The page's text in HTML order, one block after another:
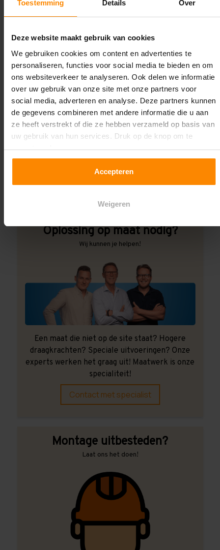
Toestemming Details Over
Deze website maakt gebruik van cookies
We gebruiken cookies om content en advertenties te
personaliseren, functies voor social media te bieden en om
ons websiteverkeer te analyseren. Ook delen we informatie
over uw gebruik van onze site met onze partners voor
social media, adverteren en analyse. Deze partners kunnen
de gegevens combineren met andere informatie die u aan
ze heeft verstrekt of die ze hebben verzameld op basis van
uw gebruik van hun services. Druk op de knop om te
accepteren!
Accepteren
Weigeren
Liggerlengte:
2.700 mm
Aantal niveaus:
3
Kleur staanders:
Galva
3.000 kg (1.000 kg per pallet)
Oplossing op maat nodig?
Wij kunnen je helpen!
Een maat die niet op de site staat? Hogere
draagkrachten? Speciale uitvoeringen? Onze
experts werken het graag uit! Maatwerk is onze
specialiteit!
Contact met specialist
Montage uitbesteden?
Laat ons het doen!